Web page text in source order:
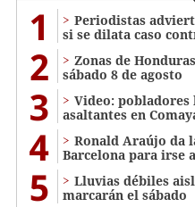
1
Periodistas
si se dilata caso
2
Zonas de
sábado 8 de agosto
3
Video: pobladores
asaltantes en
4
Ronald Araújo da
Barcelona para irse
5
Lluvias débiles
marcarán el sábado